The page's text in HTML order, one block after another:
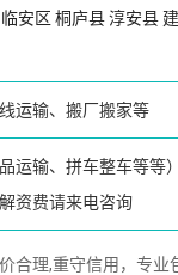
临安区 桐庐县淳安县
运输、搬厂搬家等
运输、拼车整车等等
资费请来电咨询
合理,重守信用，专业